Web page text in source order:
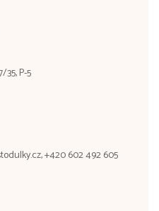
35, P-5
+420 602 492 605